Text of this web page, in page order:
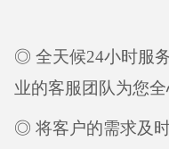
◎ 全天候24小时服
业的客服团队为您全
◎ 将客户的需求及